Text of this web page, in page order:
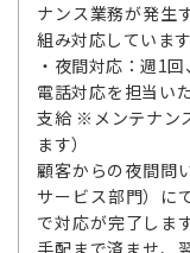
ナンス業務が発生
組み対応していま
・夜間対応：週1
電話対応を担当い
支給 ※メンテナン
ます）
顧客からの夜間問
サービス部門）に
で対応が完了しま
手配まで済ませ、